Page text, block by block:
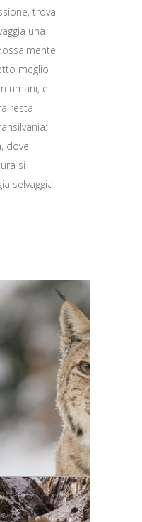
trova
una
meglio
umani, e il
resta
dove
si
selvaggia.